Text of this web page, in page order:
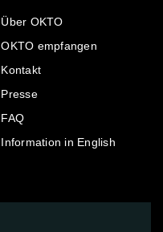
Über OKTO
OKTO empfangen
Kontakt
Presse
FAQ
Information in English